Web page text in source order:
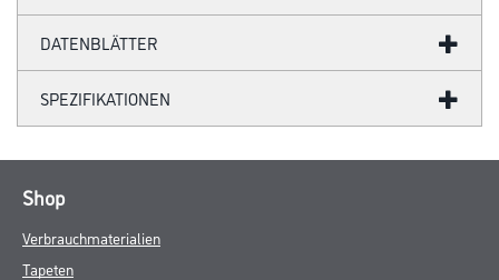
DATENBLÄTTER
SPEZIFIKATIONEN
Shop
Verbrauchmaterialien
Tapeten